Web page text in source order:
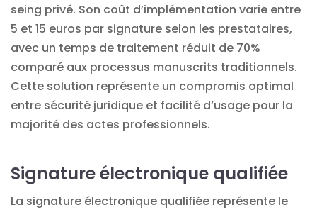
seing privé. Son coût d’implémentation varie entre
5 et 15 euros par signature selon les prestataires,
avec un temps de traitement réduit de 70%
comparé aux processus manuscrits traditionnels.
Cette solution représente un compromis optimal
entre sécurité juridique et facilité d’usage pour la
majorité des actes professionnels.
Signature électronique qualifiée
La signature électronique qualifiée représente le